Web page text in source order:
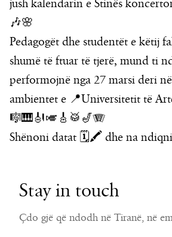
jush kalendarin e Stinës
🎶🌸
Pedagogët dhe studentët e këtij
shumë të ftuar të tjerë, mund ti
performojnë nga 27 marsi deri
ambientet e 📍Universitetit të
🎼🎹🎻🎺🎸🥁🎷🪗
Shënoni datat 🗓️🖍️ dhe na
Stay in touch
Çdo gjë që ndodh në Tiranë, në